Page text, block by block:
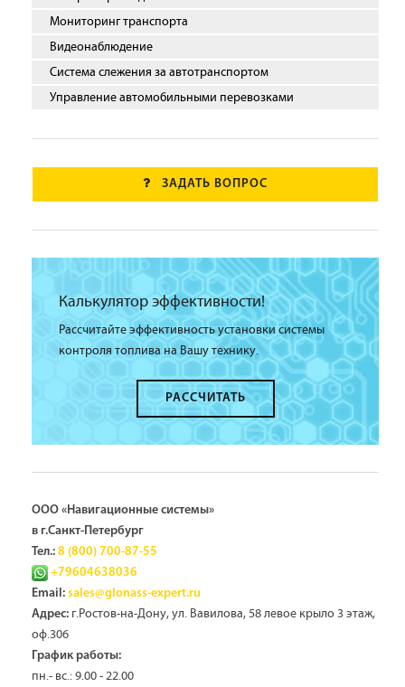
Мониторинг транспорта
Видеонаблюдение
Система слежения за автотранспортом
Управление автомобильными перевозками
ЗАДАТЬ ВОПРОС
Калькулятор эффективности!
Рассчитайте эффективность установки системы
контроля топлива на Вашу технику.
РАССЧИТАТЬ
ООО «Навигационные системы»
в г.Санкт-Петербург
Тел.: 8 (800) 700-87-55
+79604638036
Email: sales@glonass-expert.ru
Адрес: г.Ростов-на-Дону, ул. Вавилова, 58 левое крыло 3 этаж,
оф.306
График работы:
пн.- вс.: 9.00 - 22.00